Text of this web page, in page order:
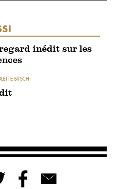
inédit sur les
BITSCH